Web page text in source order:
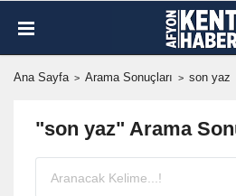
Ana Sayfa Arama Sonuçları son yaz
"son yaz" Arama